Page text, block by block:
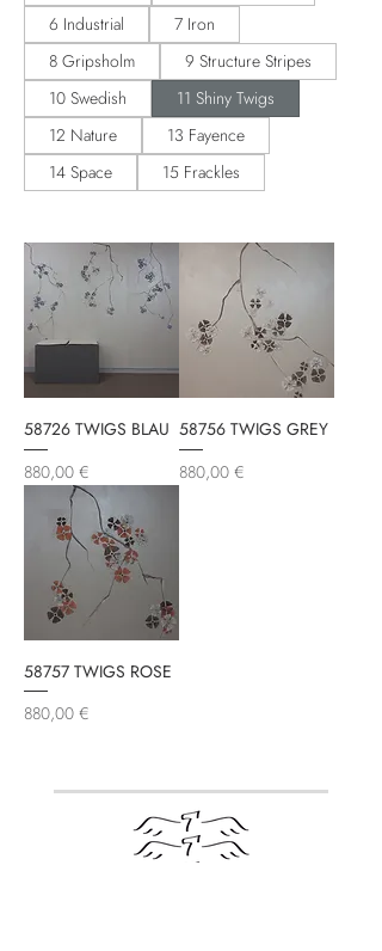
6 Industrial
7 Iron
8 Gripsholm
9 Structure Stripes
10 Swedish
11 Shiny Twigs
12 Nature
13 Fayence
14 Space
15 Frackles
58726 TWIGS BLAU
Preis
880,00 €
58756 TWIGS GREY
Preis
880,00 €
58757 TWIGS ROSE
Preis
880,00 €